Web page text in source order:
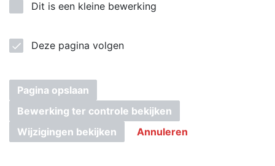
Dit is een kleine bewerking
Deze pagina volgen
Pagina opslaan
Bewerking ter controle bekijken
Wijzigingen bekijken
Annuleren